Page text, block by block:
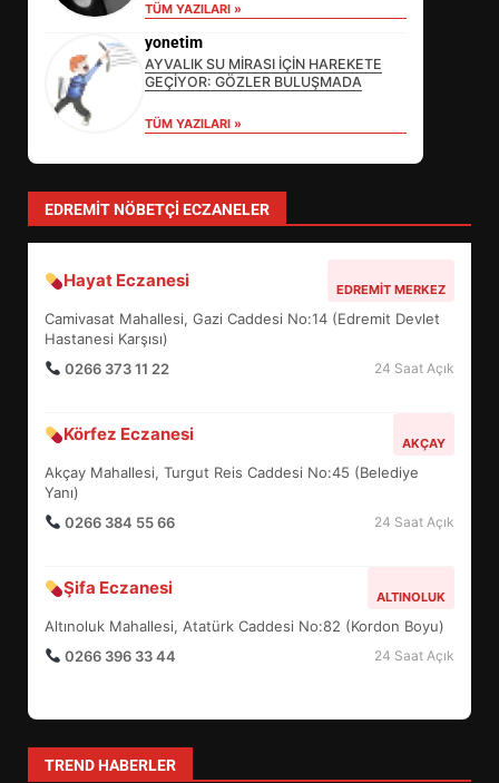
TÜM YAZILARI »
yonetim
AYVALIK SU MİRASI İÇİN HAREKETE
GEÇİYOR: GÖZLER BULUŞMADA
TÜM YAZILARI »
EDREMIT NÖBETÇI ECZANELER
Hayat Eczanesi EDREMIT MERKEZ
Camivasat Mahallesi, Gazi Caddesi No:14 (Edremit Devlet
Hastanesi Karşısı)
0266 373 11 22
24 Saat Açık
Körfez Eczanesi AKÇAY
Akçay Mahallesi, Turgut Reis Caddesi No:45 (Belediye
Yanı)
0266 384 55 66
24 Saat Açık
Şifa Eczanesi ALTINOLUK
Altınoluk Mahallesi, Atatürk Caddesi No:82 (Kordon Boyu)
0266 396 33 44
24 Saat Açık
TREND HABERLER
SÜRDÜRÜLEBİLİRLİKTE NE
DEĞİŞECEK?
4
5
BALIKESİR MÜZELERİNDE SÜRE
UZATILDI: NE DEĞİŞTİ?
6
TURNUVASI KAYITLARI NEYİ
7
YENİ YÖNETİM NASIL
ŞEKİLLENDİ?
1
HAREKETE GEÇİYOR: GÖZLER